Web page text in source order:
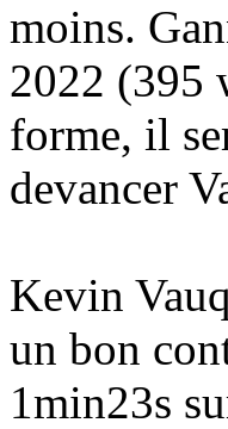
moins.
2022 (395
forme, il
devancer
Kevin
un bon
1min23s